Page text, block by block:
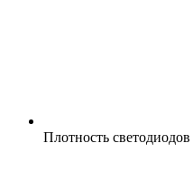
Плотность светодиодов